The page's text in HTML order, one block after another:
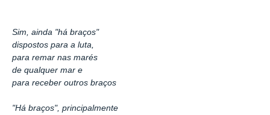
Sim, ainda "há braços"
dispostos para a luta,
para remar nas marés
de qualquer mar e
para receber outros braços
"Há braços", principalmente